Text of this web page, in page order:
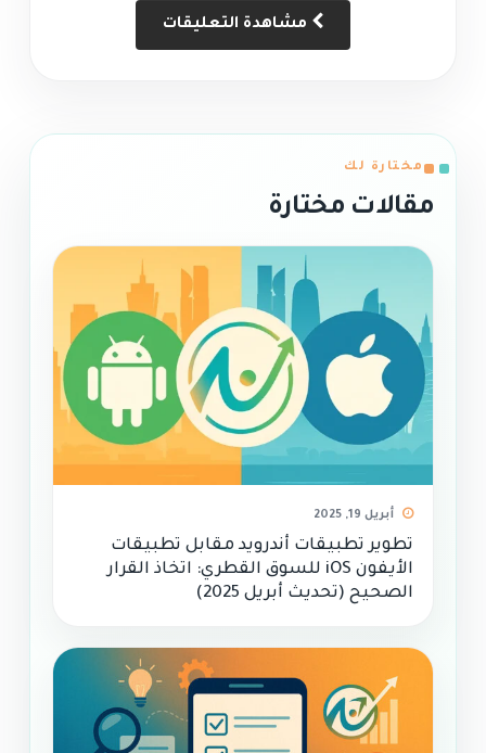
مختارة لك
مقالات مختارة
أبريل 19, 2025
تطوير تطبيقات أندرويد مقابل تطبيقات
الأيفون iOS للسوق القطري: اتخاذ القرار
الصحيح (تحديث أبريل 2025)